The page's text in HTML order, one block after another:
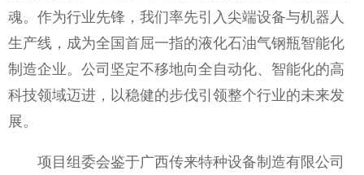
魂。作为行业先锋，我们率先引入尖端设备与机器人
生产线，成为全国首屈一指的液化石油气钢瓶智能化
制造企业。公司坚定不移地向全自动化、智能化的高
科技领域迈进，以稳健的步伐引领整个行业的未来发
展。
项目组委会鉴于广西传来特种设备制造有限公司